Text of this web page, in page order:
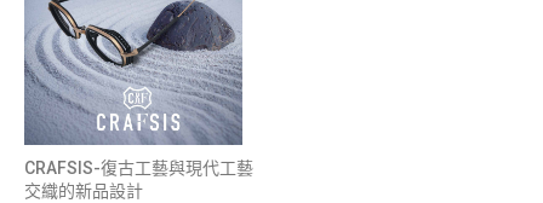
CRAFSIS-復古工藝與現代工藝
交織的新品設計